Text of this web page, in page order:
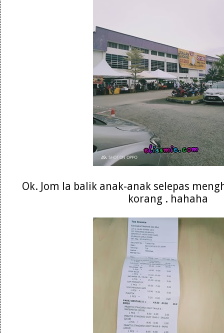
Ok. Jom la balik anak-anak selepas
korang . hahaha